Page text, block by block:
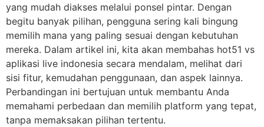
yang mudah diakses melalui ponsel pintar. Dengan
begitu banyak pilihan, pengguna sering kali bingung
memilih mana yang paling sesuai dengan kebutuhan
mereka. Dalam artikel ini, kita akan membahas hot51 vs
aplikasi live indonesia secara mendalam, melihat dari
sisi fitur, kemudahan penggunaan, dan aspek lainnya.
Perbandingan ini bertujuan untuk membantu Anda
memahami perbedaan dan memilih platform yang tepat,
tanpa memaksakan pilihan tertentu.